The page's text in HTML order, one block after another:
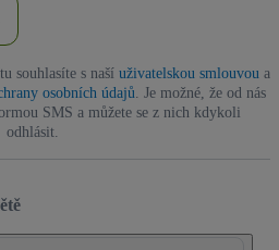
souhlasíte s naší uživatelskou smlouvou a
osobních údajů. Je možné, že od nás
SMS a můžete se z nich kdykoli
odhlásit.